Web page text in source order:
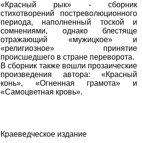
«Красный рык» - сборник
стихотворений постреволюционного
периода, наполненный тоской и
сомнениями, однако блестяще
отражающий «мужицкое» и
«религиозное» принятие
происшедшего в стране переворота.
В сборник также вошли прозаические
произведения автора: «Красный
конь», «Огненная грамота» и
«Самоцветная кровь».
Краеведческое издание